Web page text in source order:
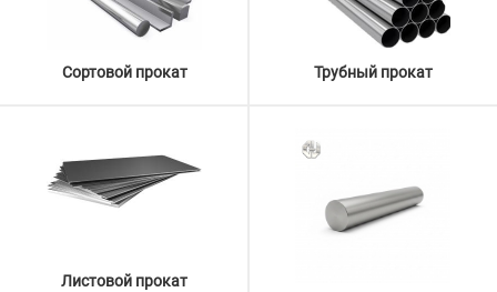
Сортовой прокат Трубный прокат
Листовой прокат